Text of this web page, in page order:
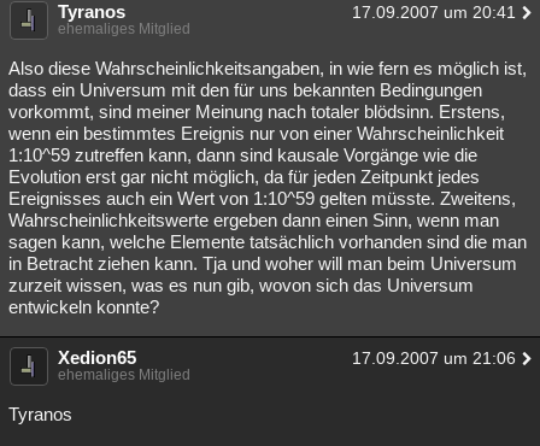
Tyranos 17.09.2007 um 20:41
ehemaliges Mitglied
Also diese Wahrscheinlichkeitsangaben, in wie fern es möglich ist,
dass ein Universum mit den für uns bekannten Bedingungen
vorkommt, sind meiner Meinung nach totaler blödsinn. Erstens,
wenn ein bestimmtes Ereignis nur von einer Wahrscheinlichkeit
1:10^59 zutreffen kann, dann sind kausale Vorgänge wie die
Evolution erst gar nicht möglich, da für jeden Zeitpunkt jedes
Ereignisses auch ein Wert von 1:10^59 gelten müsste. Zweitens,
Wahrscheinlichkeitswerte ergeben dann einen Sinn, wenn man
sagen kann, welche Elemente tatsächlich vorhanden sind die man
in Betracht ziehen kann. Tja und woher will man beim Universum
zurzeit wissen, was es nun gib, wovon sich das Universum
entwickeln konnte?
Xedion65 17.09.2007 um 21:06
ehemaliges Mitglied
Tyranos